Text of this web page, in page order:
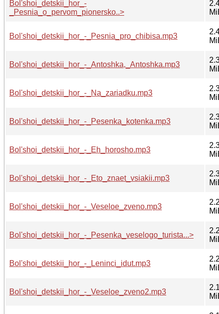
Bol'shoi_detskii_hor_-
_Pesnia_o_pervom_pionersko..>
Bol'shoi_detskii_hor_-_Pesnia_pro_chibisa.mp3
Bol'shoi_detskii_hor_-_Antoshka,_Antoshka.mp3
Bol'shoi_detskii_hor_-_Na_zariadku.mp3
Bol'shoi_detskii_hor_-_Pesenka_kotenka.mp3
Bol'shoi_detskii_hor_-_Eh_horosho.mp3
Bol'shoi_detskii_hor_-_Eto_znaet_vsiakii.mp3
Bol'shoi_detskii_hor_-_Veseloe_zveno.mp3
Bol'shoi_detskii_hor_-_Pesenka_veselogo_turista...>
Bol'shoi_detskii_hor_-_Leninci_idut.mp3
Bol'shoi_detskii_hor_-_Veseloe_zveno2.mp3